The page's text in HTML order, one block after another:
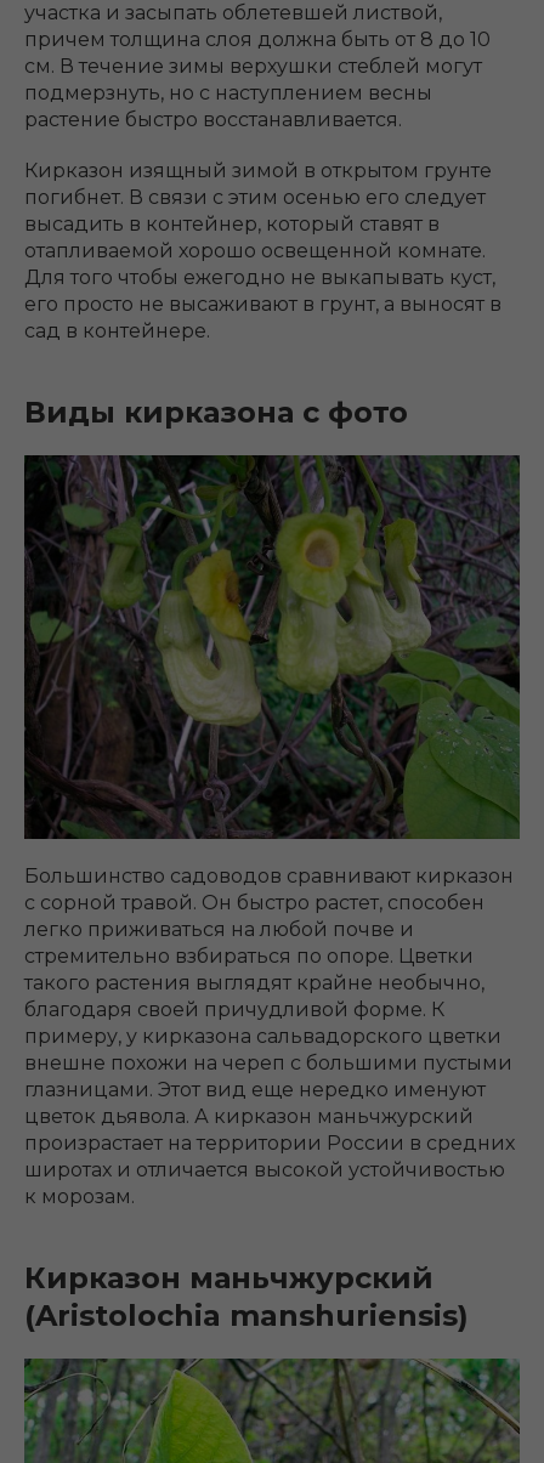
участка и засыпать облетевшей листвой,
причем толщина слоя должна быть от 8 до 10
см. В течение зимы верхушки стеблей могут
подмерзнуть, но с наступлением весны
растение быстро восстанавливается.
Кирказон изящный зимой в открытом грунте
погибнет. В связи с этим осенью его следует
высадить в контейнер, который ставят в
отапливаемой хорошо освещенной комнате.
Для того чтобы ежегодно не выкапывать куст,
его просто не высаживают в грунт, а выносят в
сад в контейнере.
Виды кирказона с фото
Большинство садоводов сравнивают кирказон
с сорной травой. Он быстро растет, способен
легко приживаться на любой почве и
стремительно взбираться по опоре. Цветки
такого растения выглядят крайне необычно,
благодаря своей причудливой форме. К
примеру, у кирказона сальвадорского цветки
внешне похожи на череп с большими пустыми
глазницами. Этот вид еще нередко именуют
цветок дьявола. А кирказон маньчжурский
произрастает на территории России в средних
широтах и отличается высокой устойчивостью
к морозам.
Кирказон маньчжурский
(Aristolochia manshuriensis)